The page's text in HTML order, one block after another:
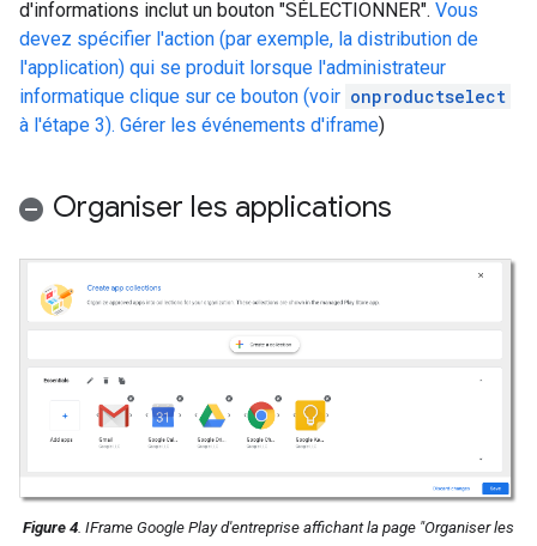
d'informations inclut un bouton "SÉLECTIONNER". Vous
devez spécifier l'action (par exemple, la distribution de
l'application) qui se produit lorsque l'administrateur
informatique clique sur ce bouton (voir onproductselect
à l'étape 3). Gérer les événements d'iframe)
Organiser les applications
Figure 4 . IFrame Google Play d'entreprise affichant la page "Organiser les